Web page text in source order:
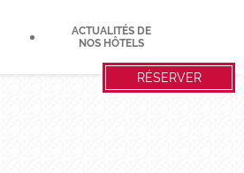
ACTUALITÉS DE
NOS HÔTELS
RÉSERVER